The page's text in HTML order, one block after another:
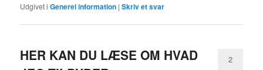
Udgivet i Generel information |Skriv et svar
HER KAN DU LÆSE OM HVAD
2